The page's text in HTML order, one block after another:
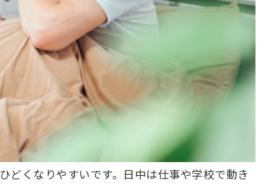
どくなりやすいです。日中は仕事や学校で動き